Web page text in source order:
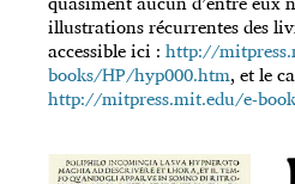
illustrations récurrentes des
accessible ici : http://
books/HP/hyp000.htm, et le
http://mitpress.mit.edu/e-